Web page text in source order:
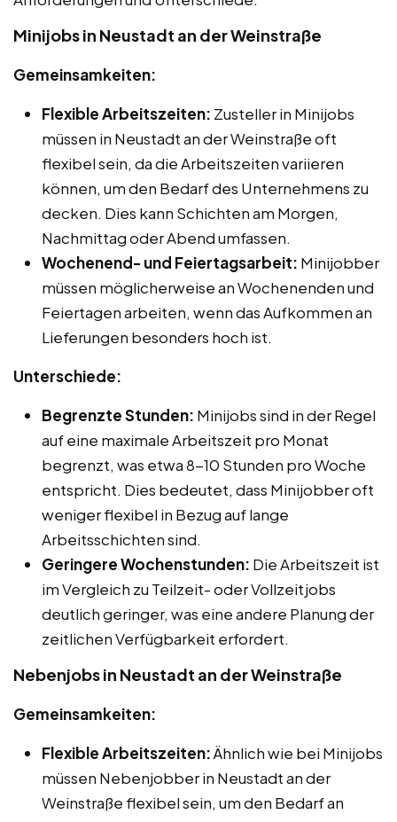
Minijobs in Neustadt an der Weinstraße
Gemeinsamkeiten:
Flexible Arbeitszeiten: Zusteller in Minijobs
müssen in Neustadt an der Weinstraße oft
flexibel sein, da die Arbeitszeiten variieren
können, um den Bedarf des Unternehmens zu
decken. Dies kann Schichten am Morgen,
Nachmittag oder Abend umfassen.
Wochenend- und Feiertagsarbeit: Minijobber
müssen möglicherweise an Wochenenden und
Feiertagen arbeiten, wenn das Aufkommen an
Lieferungen besonders hoch ist.
Unterschiede:
Begrenzte Stunden: Minijobs sind in der Regel
auf eine maximale Arbeitszeit pro Monat
begrenzt, was etwa 8-10 Stunden pro Woche
entspricht. Dies bedeutet, dass Minijobber oft
weniger flexibel in Bezug auf lange
Arbeitsschichten sind.
Geringere Wochenstunden: Die Arbeitszeit ist
im Vergleich zu Teilzeit- oder Vollzeitjobs
deutlich geringer, was eine andere Planung der
zeitlichen Verfügbarkeit erfordert.
Nebenjobs in Neustadt an der Weinstraße
Gemeinsamkeiten:
Flexible Arbeitszeiten:Ähnlich wie bei Minijobs
müssen Nebenjobber in Neustadt an der
Weinstraße flexibel sein, um den Bedarf an